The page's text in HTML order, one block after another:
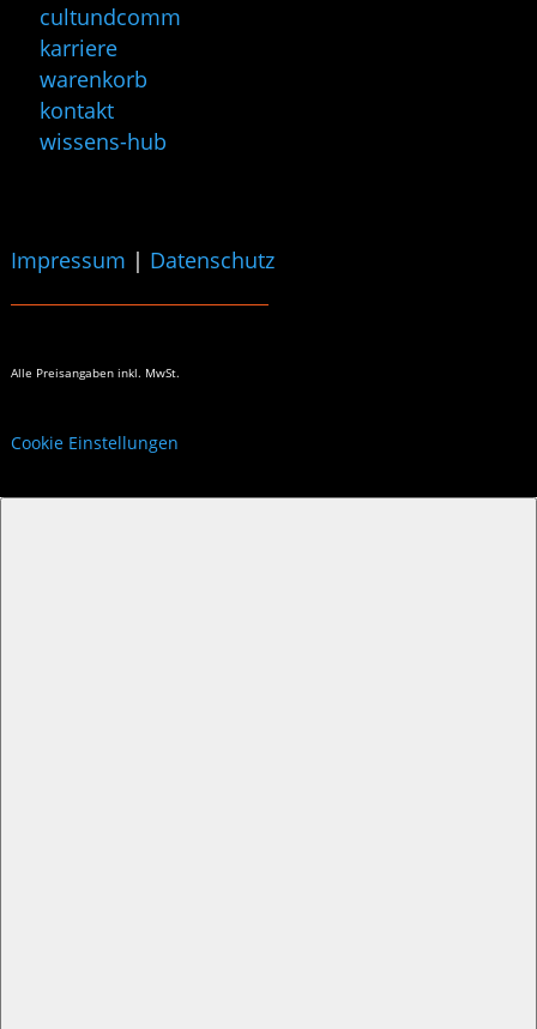
cultundcomm
karriere
warenkorb
kontakt
wissens-hub
Impressum | Datenschutz
Alle Preisangaben inkl. MwSt.
Cookie Einstellungen